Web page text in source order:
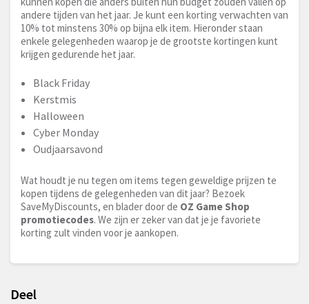
andere tijden van het jaar. Je kunt een korting verwachten van
10% tot minstens 30% op bijna elk item. Hieronder staan
enkele gelegenheden waarop je de grootste kortingen kunt
krijgen gedurende het jaar.
Black Friday
Kerstmis
Halloween
Cyber Monday
Oudjaarsavond
Wat houdt je nu tegen om items tegen geweldige prijzen te
kopen tijdens de gelegenheden van dit jaar? Bezoek
SaveMyDiscounts, en blader door de OZ Game Shop
promotiecodes. We zijn er zeker van dat je je favoriete
korting zult vinden voor je aankopen.
Deel